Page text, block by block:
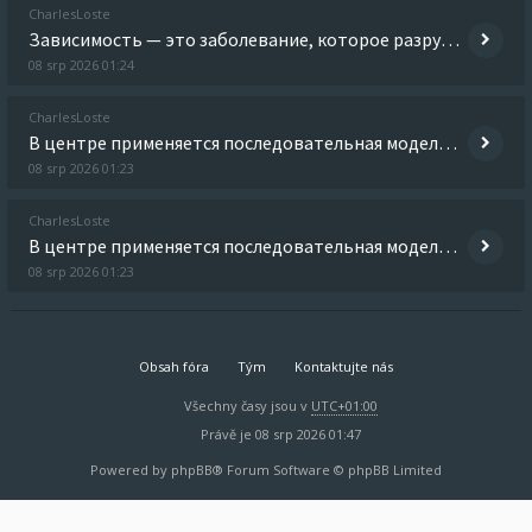
CharlesLoste
Зависимость — это заболевание, которое разрушает не только тело, но и личность. Оно затрагивает мышление, поведение, раз
08 srp 2026 01:24
CharlesLoste
В центре применяется последовательная модель лечения, включающая диагностику, детоксикацию, психотерапию, восстановление
08 srp 2026 01:23
CharlesLoste
В центре применяется последовательная модель лечения, включающая диагностику, детоксикацию, психотерапию, восстановление
08 srp 2026 01:23
Obsah fóra Tým Kontaktujte nás
Všechny časy jsou v UTC+01:00
Právě je 08 srp 2026 01:47
Powered by phpBB® Forum Software © phpBB Limited